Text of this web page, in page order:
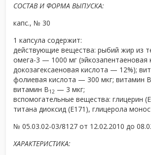
СОСТАВ И ФОРМА ВЫПУСКА:
капс., № 30
1 капсула содержит:
действующие вещества: рыбий жир из
омега-3 — 1000 мг (эйкозапентаеновая
докозагексаеновая кислота — 12%);
фолиевая кислота — 300 мкг; витамин В
витамин В12 — 3 мкг;
вспомогательные вещества: глицерин
титана диоксид (Е171), глицерола
№ 05.03.02-03/8127 от 12.02.2010 до
ХАРАКТЕРИСТИКА: